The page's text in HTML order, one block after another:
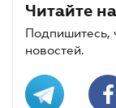
Читайте
Подпишитесь,
новостей.